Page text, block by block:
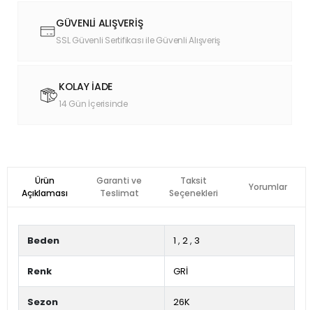
GÜVENLİ ALIŞVERİŞ
SSL Güvenli Sertifikası ile Güvenli Alışveriş
KOLAY İADE
14 Gün İçerisinde
Ürün
Açıklaması
Garanti ve
Teslimat
Taksit
Seçenekleri
Yorumlar
Beden 1 , 2, 3
Renk GRİ
Sezon 26K